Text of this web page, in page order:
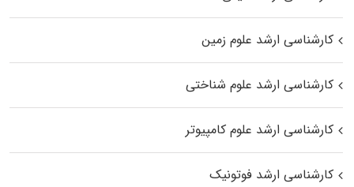
کارشناسی ارشد علوم زمین
کارشناسی ارشد علوم شناختی
کارشناسی ارشد علوم کامپیوتر
کارشناسی ارشد فوتونیک